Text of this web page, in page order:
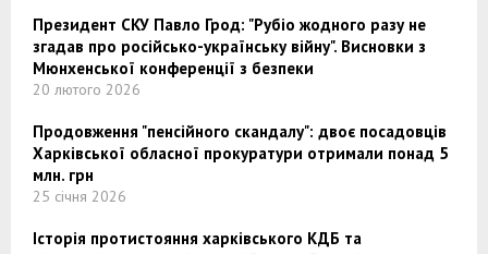
Президент СКУ Павло Грод: "Рубіо жодного разу не
згадав про російсько-українську війну". Висновки з
Мюнхенської конференції з безпеки
20 лютого 2026
Продовження "пенсійного скандалу": двоє посадовців
Харківської обласної прокуратури отримали понад 5
млн. грн
25 січня 2026
Історія протистояння харківського КДБ та